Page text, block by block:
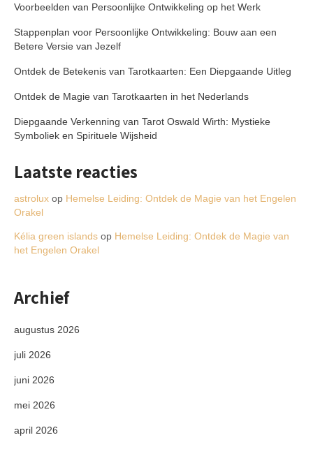
Voorbeelden van Persoonlijke Ontwikkeling op het Werk
Stappenplan voor Persoonlijke Ontwikkeling: Bouw aan een
Betere Versie van Jezelf
Ontdek de Betekenis van Tarotkaarten: Een Diepgaande Uitleg
Ontdek de Magie van Tarotkaarten in het Nederlands
Diepgaande Verkenning van Tarot Oswald Wirth: Mystieke
Symboliek en Spirituele Wijsheid
Laatste reacties
astrolux op Hemelse Leiding: Ontdek de Magie van het Engelen
Orakel
Kélia green islands op Hemelse Leiding: Ontdek de Magie van
het Engelen Orakel
Archief
augustus 2026
juli 2026
juni 2026
mei 2026
april 2026